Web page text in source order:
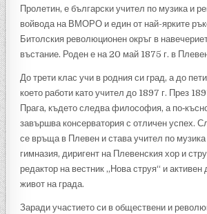
Пролетин, е български учител по музика и
войвода на ВМОРО и един от най-ярките
Битолския революционен окръг в
въстание. Роден е на 20 май 1875 г. в
До трети клас учи в родния си град, а до
което работи като учител до 1897 г. През
Прага, където следва философия, а
завършва консерватория с отличен успех.
се връща в Плевен и става учител по
гимназия, диригент на Плевенския хор и
редактор на вестник „Нова струя“ и
живот на града.
Заради участието си в обществени и